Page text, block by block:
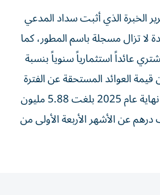
الخبرة الذي أثبت سداد المدعي
لا تزال مسجلة باسم المطور، كما
عائداً استثمارياً سنوياً بنسبة
قيمة العوائد المستحقة عن الفترة
من مطلع عام 2022 حتى نهاية عام 2025 بلغت 5.88 مليون
إلى 490 ألف درهم عن الأشهر الأربعة الأولى من